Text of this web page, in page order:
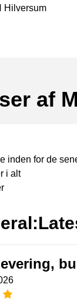
Hilversum
af
inden for de
i alt